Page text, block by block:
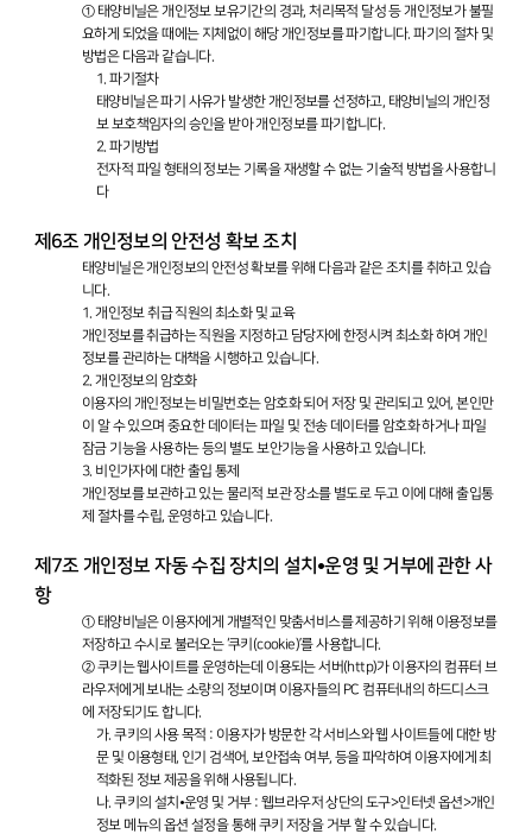
① 태양비닐은 개인정보 보유기간의 경과, 처리목적 달성 등 개인정보가 불필
요하게 되었을 때에는 지체없이 해당 개인정보를 파기합니다. 파기의 절차 및
방법은 다음과 같습니다.
1. 파기절차
태양비닐은 파기 사유가 발생한 개인정보를 선정하고, 태양비닐의 개인정
보 보호책임자의 승인을 받아 개인정보를 파기합니다.
2. 파기방법
전자적 파일 형태의 정보는 기록을 재생할 수 없는 기술적 방법을 사용합니
다
제6조 개인정보의 안전성 확보 조치
태양비닐은 개인정보의 안전성 확보를 위해 다음과 같은 조치를 취하고 있습
니다.
1. 개인정보 취급 직원의 최소화 및 교육
개인정보를 취급하는 직원을 지정하고 담당자에 한정시켜 최소화 하여 개인
정보를 관리하는 대책을 시행하고 있습니다.
2. 개인정보의 암호화
이용자의 개인정보는 비밀번호는 암호화 되어 저장 및 관리되고 있어, 본인만
이 알 수 있으며 중요한 데이터는 파일 및 전송 데이터를 암호화 하거나 파일
잠금 기능을 사용하는 등의 별도 보안기능을 사용하고 있습니다.
3. 비인가자에 대한 출입 통제
개인정보를 보관하고 있는 물리적 보관 장소를 별도로 두고 이에 대해 출입통
제 절차를 수립, 운영하고 있습니다.
제7조 개인정보 자동 수집 장치의 설치•운영 및 거부에 관한 사
항
① 태양비닐은 이용자에게 개별적인 맞춤서비스를 제공하기 위해 이용정보를
저장하고 수시로 불러오는 ‘쿠키(cookie)’를 사용합니다.
② 쿠키는 웹사이트를 운영하는데 이용되는 서버(http)가 이용자의 컴퓨터 브
라우저에게 보내는 소량의 정보이며 이용자들의 PC 컴퓨터내의 하드디스크
에 저장되기도 합니다.
가. 쿠키의 사용 목적 : 이용자가 방문한 각 서비스와 웹 사이트들에 대한 방
문 및 이용형태, 인기 검색어, 보안접속 여부, 등을 파악하여 이용자에게 최
적화된 정보 제공을 위해 사용됩니다.
나. 쿠키의 설치•운영 및 거부 : 웹브라우저 상단의 도구>인터넷 옵션>개인
정보 메뉴의 옵션 설정을 통해 쿠키 저장을 거부 할 수 있습니다.